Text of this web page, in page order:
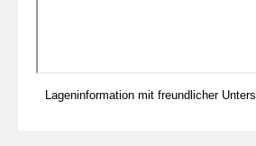
Lageninformation mit freundlicher